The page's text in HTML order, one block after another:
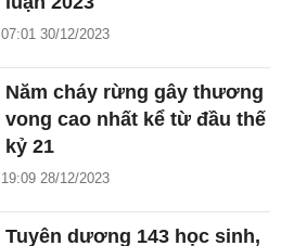
07:01 30/12/2023
Năm cháy rừng gây thương
vong cao nhất kể từ đầu thế
kỷ 21
19:09 28/12/2023
Tuyên dương 143 học sinh,